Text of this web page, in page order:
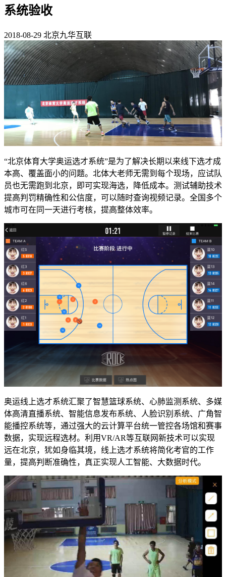
系统验收
2018-08-29 北京九华互联
“北京体育大学奥运选才系统”是为了解决长期以来线下选才成
本高、覆盖面小的问题。北体大老师无需到每个现场，应试队
员也无需跑到北京，即可实现海选，降低成本。测试辅助技术
提高判罚精确性和公信度，可以随时查询视频记录。全国多个
城市可在同一天进行考核，提高整体效率。
奥运线上选才系统汇聚了智慧篮球系统、心肺监测系统、多媒
体高清直播系统、智能信息发布系统、人脸识别系统、广角智
能播控系统等，通过强大的云计算平台统一管控各场馆和赛事
数据，实现远程选材。利用VR/AR等互联网新技术可以实现
远在北京，犹如身临其境，线上选才系统将简化考官的工作
量，提高判断准确性，真正实现人工智能、大数据时代。